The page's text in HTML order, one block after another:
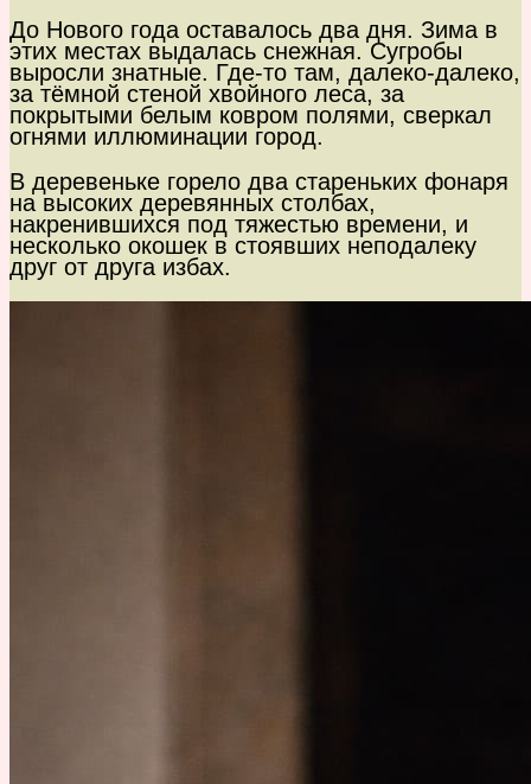
До Нового года оставалось два дня. Зима в
этих местах выдалась снежная. Сугробы
выросли знатные. Где-то там, далеко-далеко,
за тёмной стеной хвойного леса, за
покрытыми белым ковром полями, сверкал
огнями иллюминации город.
В деревеньке горело два стареньких фонаря
на высоких деревянных столбах,
накренившихся под тяжестью времени, и
несколько окошек в стоявших неподалеку
друг от друга избах.